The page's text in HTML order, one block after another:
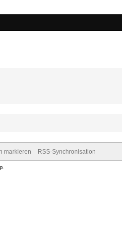
markieren RSS-Synchronisation
.